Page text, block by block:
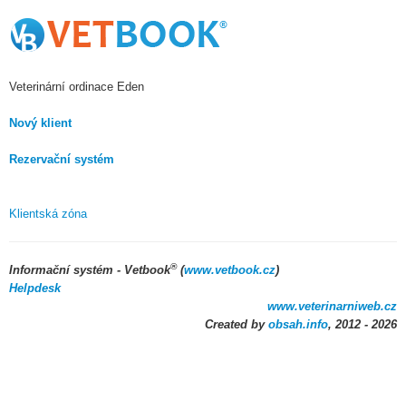
Veterinární ordinace Eden
Nový klient
Rezervační systém
Klientská zóna
Informační systém - Vetbook®(www.vetbook.cz)
Helpdesk
www.veterinarniweb.cz
Created by obsah.info, 2012 - 2026